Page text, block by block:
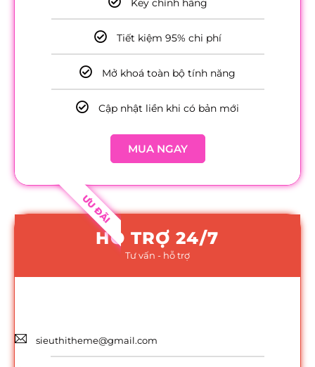
Key chính hãng
Tiết kiệm 95% chi phí
Mở khoá toàn bộ tính năng
Cập nhật liền khi có bản mới
MUA NGAY
ƯU ĐÃI
HỖ TRỢ 24/7
Tư vấn - hỗ trợ
sieuthitheme@gmail.com